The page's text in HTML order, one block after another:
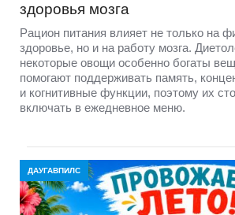
здоровья мозга
Рацион питания влияет не только на
здоровье, но и на работу мозга.
некоторые овощи особенно богаты
помогают поддерживать память,
и когнитивные функции, поэтому их
включать в ежедневное меню.
ДАУГАВПИЛС